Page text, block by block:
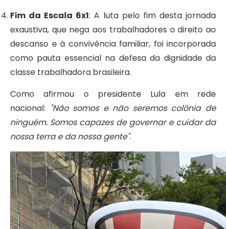
Fim da Escala 6x1: A luta pelo fim desta jornada
exaustiva, que nega aos trabalhadores o direito ao
descanso e à convivência familiar, foi incorporada
como pauta essencial na defesa da dignidade da
classe trabalhadora brasileira.
Como afirmou o presidente Lula em rede
nacional: "Não somos e não seremos colônia de
ninguém. Somos capazes de governar e cuidar da
nossa terra e da nossa gente".